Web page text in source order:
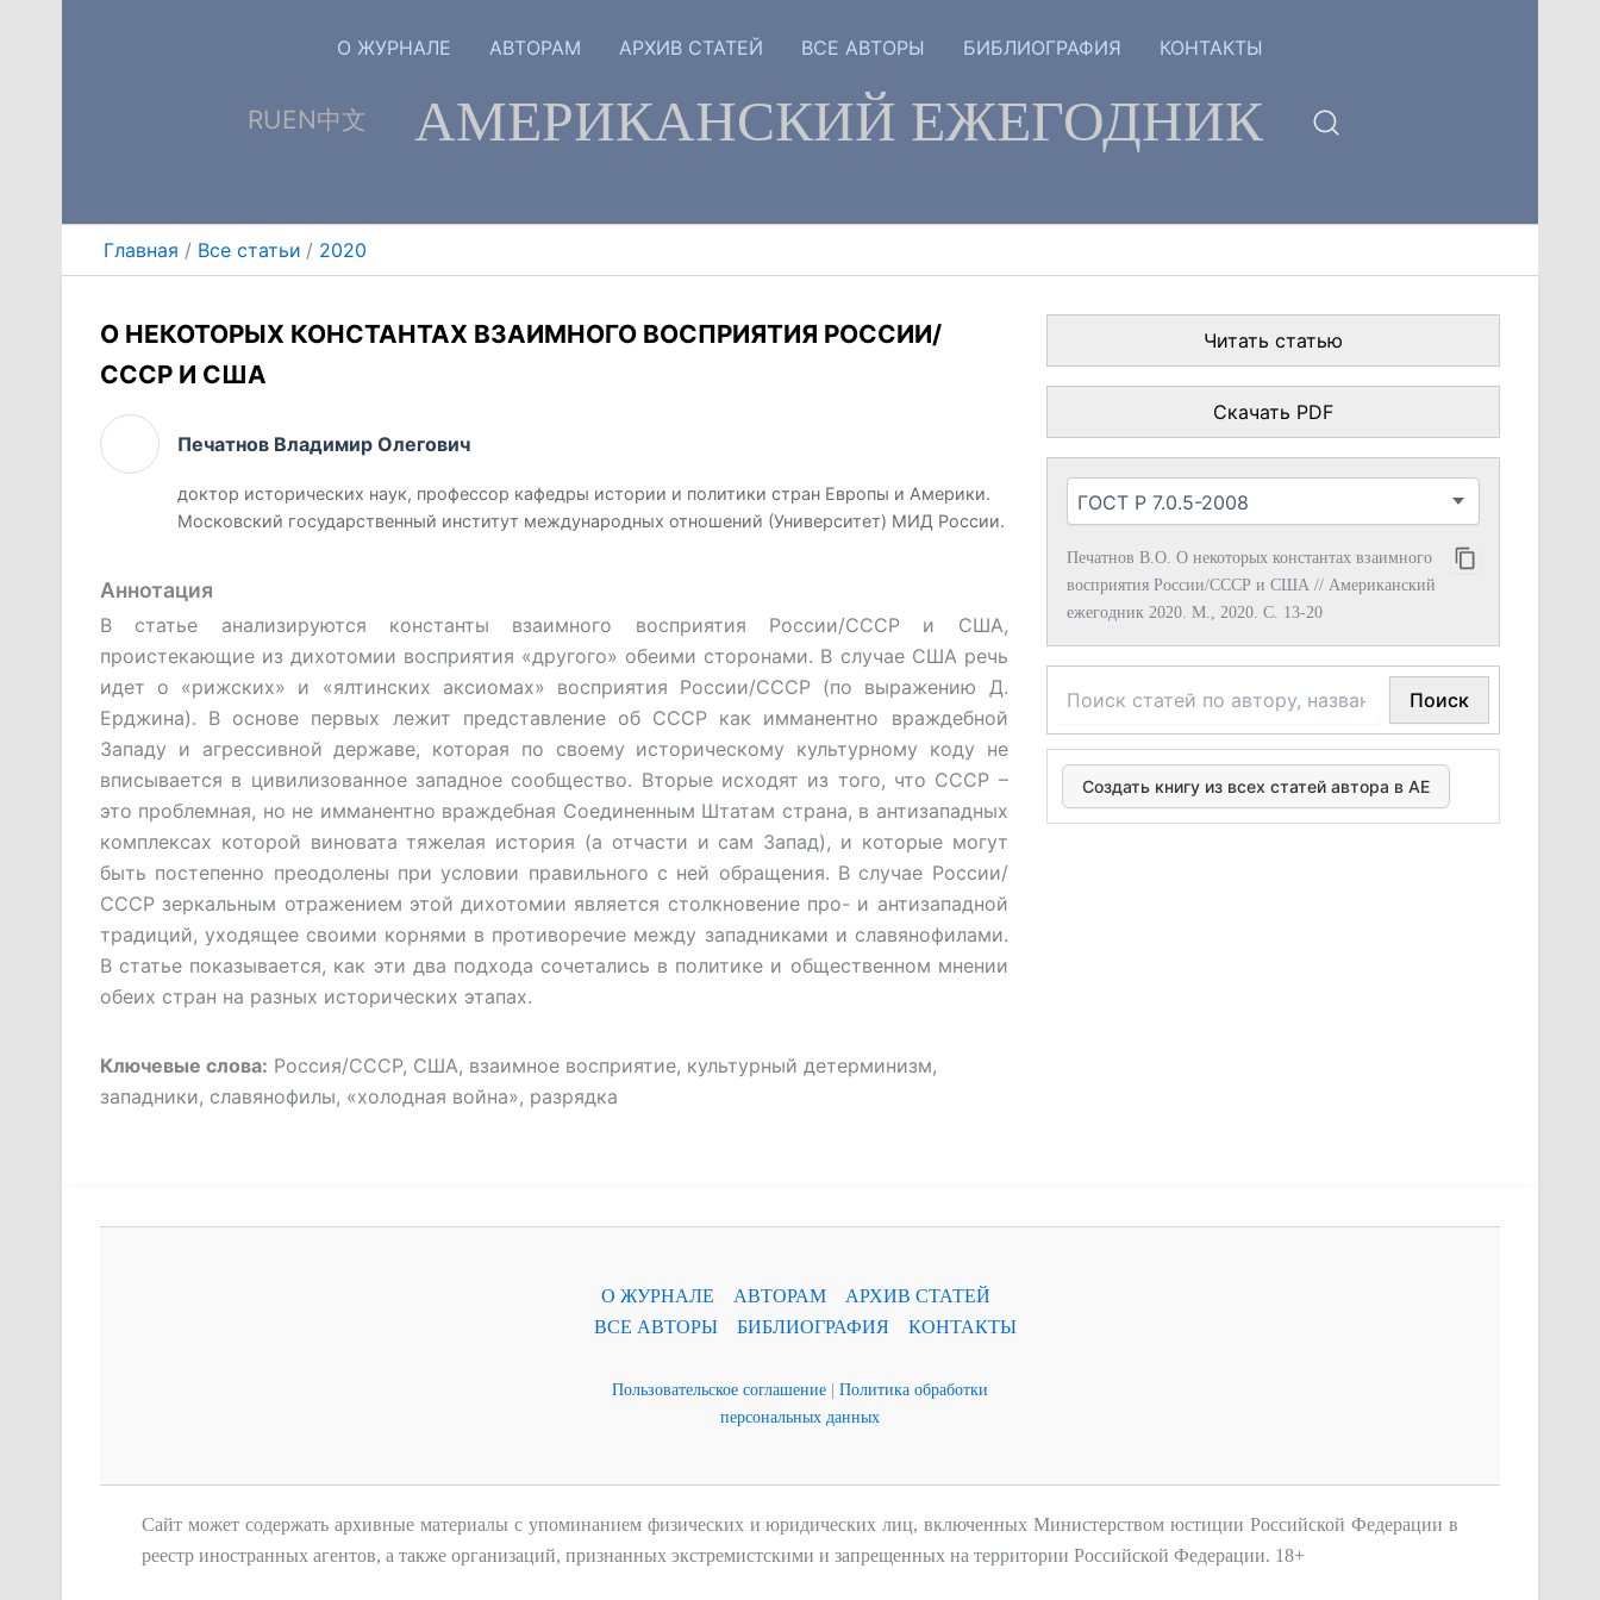
RUEN中文 АМЕРИКАНСКИЙ ЕЖЕГОДНИК
О ЖУРНАЛЕ АВТОРАМ АРХИВ СТАТЕЙ ВСЕ АВТОРЫ БИБЛИОГРАФИЯ КОНТАКТЫ
Главная Все статьи 2020
О НЕКОТОРЫХ КОНСТАНТАХ ВЗАИМНОГО ВОСПРИЯТИЯ РОССИИ/
СССР И США
Печатнов Владимир Олегович
доктор исторических наук, профессор кафедры истории и политики стран Европы и Америки.
Московский государственный институт международных отношений (Университет) МИД России.
Аннотация
В статье анализируются константы взаимного восприятия России/СССР и США,
проистекающие из дихотомии восприятия «другого» обеими сторонами. В случае США речь
идет о «рижских» и «ялтинских аксиомах» восприятия России/СССР (по выражению Д.
Ерджина). В основе первых лежит представление об СССР как имманентно враждебной
Западу и агрессивной державе, которая по своему историческому культурному коду не
вписывается в цивилизованное западное сообщество. Вторые исходят из того, что СССР –
это проблемная, но не имманентно враждебная Соединенным Штатам страна, в антизападных
комплексах которой виновата тяжелая история (а отчасти и сам Запад), и которые могут
быть постепенно преодолены при условии правильного с ней обращения. В случае России/
СССР зеркальным отражением этой дихотомии является столкновение про- и антизападной
традиций, уходящее своими корнями в противоречие между западниками и славянофилами.
В статье показывается, как эти два подхода сочетались в политике и общественном мнении
обеих стран на разных исторических этапах.
Ключевые слова: Россия/СССР, США, взаимное восприятие, культурный детерминизм,
западники, славянофилы, «холодная война», разрядка
Читать статью
Скачать PDF
Печатнов В.О. О некоторых константах взаимного
восприятия России/СССР и США // Американский
ежегодник 2020. М., 2020. С. 13-20
Поиск
Создать книгу из всех статей автора в АЕ
О ЖУРНАЛЕ АВТОРАМ
АРХИВ СТАТЕЙ
ВСЕ АВТОРЫ
БИБЛИОГРАФИЯ КОНТАКТЫ
Пользовательское соглашение | Политика обработки
персональных данных
Сайт может содержать архивные материалы с упоминанием физических и юридических лиц, включенных Министерством юстиции Российской Федерации в
реестр иностранных агентов, а также организаций, признанных экстремистскими и запрещенных на территории Российской Федерации. 18+